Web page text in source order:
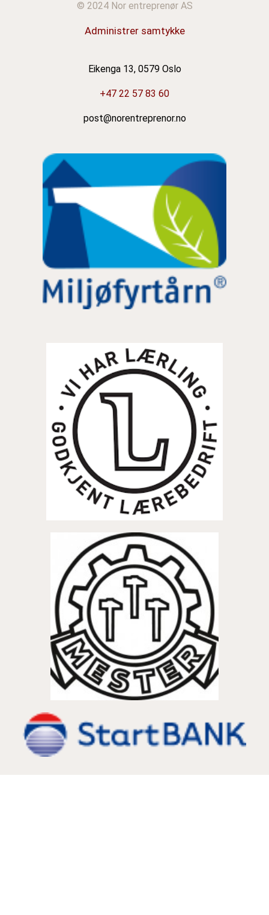
© 2024 Nor entreprenør AS
Administrer samtykke
Eikenga 13, 0579 Oslo
+47 22 57 83 60
post@norentreprenor.no